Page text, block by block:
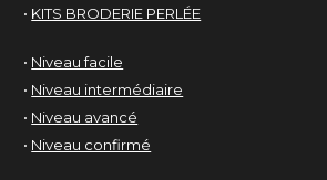
• KITS BRODERIE PERLÉE
• Niveau facile
• Niveau intermédiaire
• Niveau avancé
• Niveau confirmé